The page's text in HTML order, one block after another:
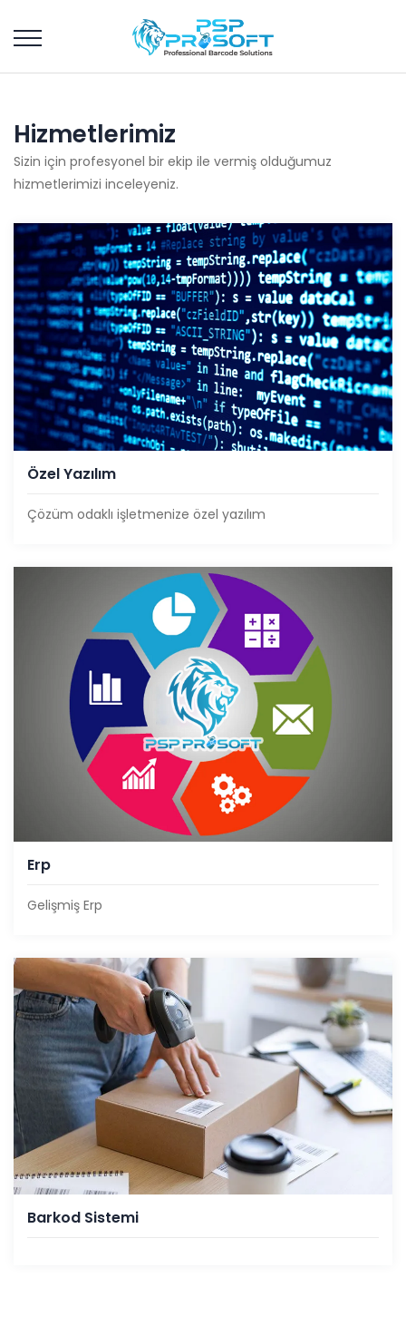
Hizmetlerimiz
Sizin için profesyonel bir ekip ile vermiş olduğumuz
hizmetlerimizi inceleyeniz.
Özel Yazılım
Çözüm odaklı işletmenize özel yazılım
Erp
Gelişmiş Erp
Barkod Sistemi